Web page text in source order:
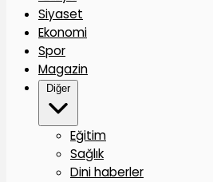
Siyaset
Ekonomi
Spor
Magazin
Diğer
Eğitim
Sağlık
Dini haberler